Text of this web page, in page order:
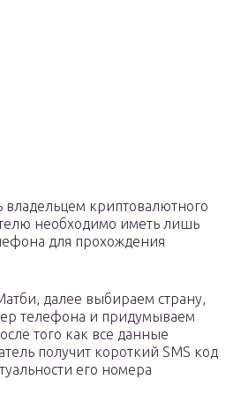
владельцем криптовалютного
необходимо иметь лишь
для прохождения
далее выбираем страну,
телефона и придумываем
того как все данные
получит короткий SMS код
его номера